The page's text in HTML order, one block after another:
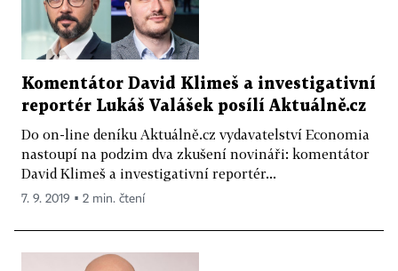
Komentátor David Klimeš a investigativní
reportér Lukáš Valášek posílí Aktuálně.cz
Do on-line deníku Aktuálně.cz vydavatelství Economia
nastoupí na podzim dva zkušení novináři: komentátor
David Klimeš a investigativní reportér...
7. 9. 2019 ▪ 2 min. čtení